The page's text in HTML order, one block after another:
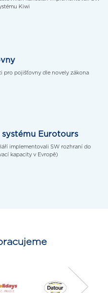
Kiwi
pro pojišťovny dle novely zákona
systému Eurotours
implementovali SW rozhraní do
kapacity v Evropě)